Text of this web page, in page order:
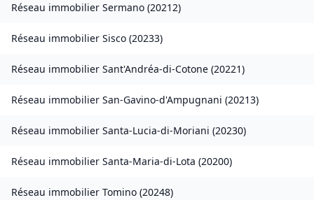
Réseau immobilier Sermano (20212)
Réseau immobilier Sisco (20233)
Réseau immobilier Sant'Andréa-di-Cotone (20221)
Réseau immobilier San-Gavino-d'Ampugnani (20213)
Réseau immobilier Santa-Lucia-di-Moriani (20230)
Réseau immobilier Santa-Maria-di-Lota (20200)
Réseau immobilier Tomino (20248)